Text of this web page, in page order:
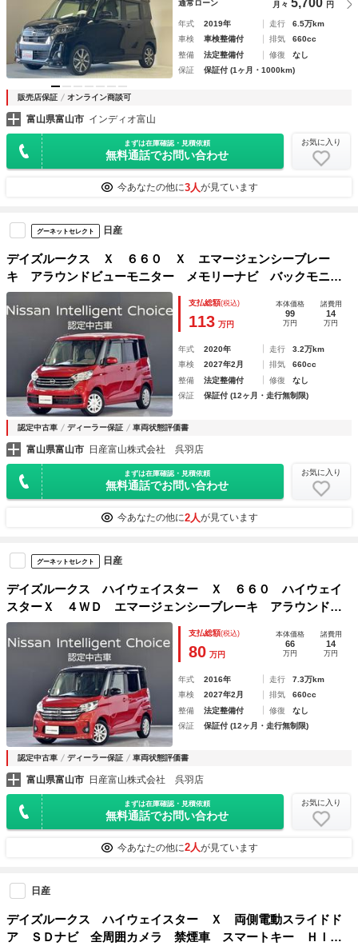
通常ローン 月々 5,700 円
年式 2019年 走行
6.5万km
車検
車検整備付 排気
660cc
整備
法定整備付 修復
なし
保証
保証付 (1ヶ月・1000km)
販売店保証 オンライン商談可
富山県富山市 インディオ富山
まずは在庫確認・見積依頼
無料通話でお問い合わせ
お気に入り
今あなたの他に3人が見ています
グーネットセレクト 日産
デイズルークス Ｘ ６６０ Ｘ エマージェンシーブレー
キ アラウンドビューモニター メモリーナビ バックモニタ
ー ブラインドモニター カーテレビ（地デジ） スライドド
ア キーレス アイドリングストップ パワーステアリング
支払総額(税込)
113 万円
本体価格
99
万円
諸費用
14
万円
年式 2020年 走行
3.2万km
車検
2027年2月 排気
660cc
整備
法定整備付 修復
なし
保証
保証付 (12ヶ月・走行無制限)
認定中古車 ディーラー保証 車両状態評価書
富山県富山市 日産富山株式会社 呉羽店
まずは在庫確認・見積依頼
無料通話でお問い合わせ
お気に入り
今あなたの他に2人が見ています
グーネットセレクト 日産
デイズルークス ハイウェイスター Ｘ ６６０ ハイウェイ
スターＸ ４ＷＤ エマージェンシーブレーキ アラウンドビ
ューモニター メモリーナビ ブラインドモニター バックモ
ニター ディスチャージヘッドライト アルミホイール スラ
イドドア ＣＤ
支払総額(税込)
80 万円
本体価格
66
万円
諸費用
14
万円
年式 2016年 走行
7.3万km
車検
2027年2月 排気
660cc
整備
法定整備付 修復
なし
保証
保証付 (12ヶ月・走行無制限)
認定中古車 ディーラー保証 車両状態評価書
富山県富山市 日産富山株式会社 呉羽店
まずは在庫確認・見積依頼
無料通話でお問い合わせ
お気に入り
今あなたの他に2人が見ています
日産
デイズルークス ハイウェイスター Ｘ 両側電動スライドド
ア ＳＤナビ 全周囲カメラ 禁煙車 スマートキー ＨＩＤ